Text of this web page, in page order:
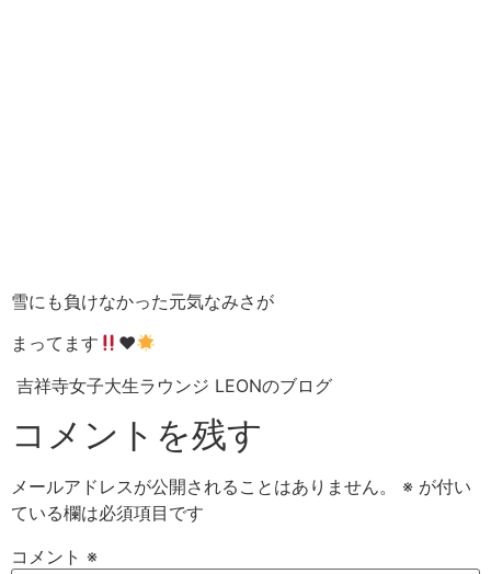
雪にも負けなかった元気なみさが
まってます
♥︎
吉祥寺女子大生ラウンジ LEONのブログ
コメントを残す
メールアドレスが公開されることはありません。 ※ が付い
ている欄は必須項目です
コメント ※